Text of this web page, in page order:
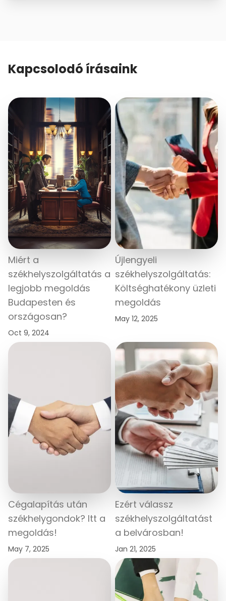
Kapcsolodó írásaink
Miért a
székhelyszolgáltatás a
legjobb megoldás
Budapesten és
országosan?
Oct 9, 2024
Újlengyeli
székhelyszolgáltatás:
Költséghatékony üzleti
megoldás
May 12, 2025
Cégalapítás után
székhelygondok? Itt a
megoldás!
May 7, 2025
Ezért válassz
székhelyszolgáltatást
a belvárosban!
Jan 21, 2025